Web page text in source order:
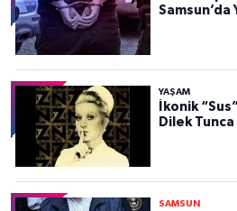
Samsun’da
YAŞAM
İkonik
Dilek
SAMSUN